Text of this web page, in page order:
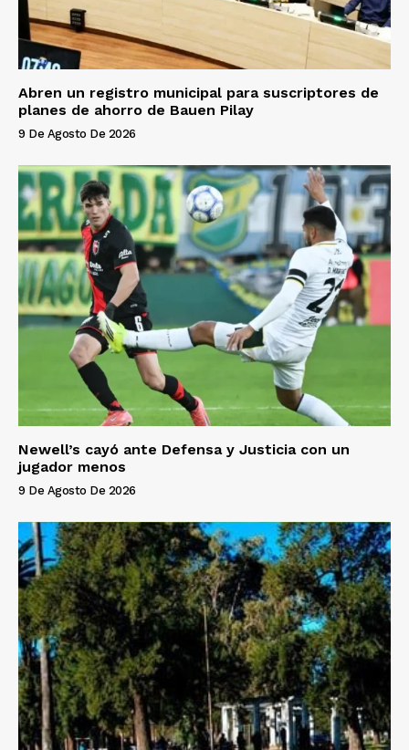
Abren un registro municipal para suscriptores de
planes de ahorro de Bauen Pilay
9 De Agosto De 2026
Newell’s cayó ante Defensa y Justicia con un
jugador menos
9 De Agosto De 2026